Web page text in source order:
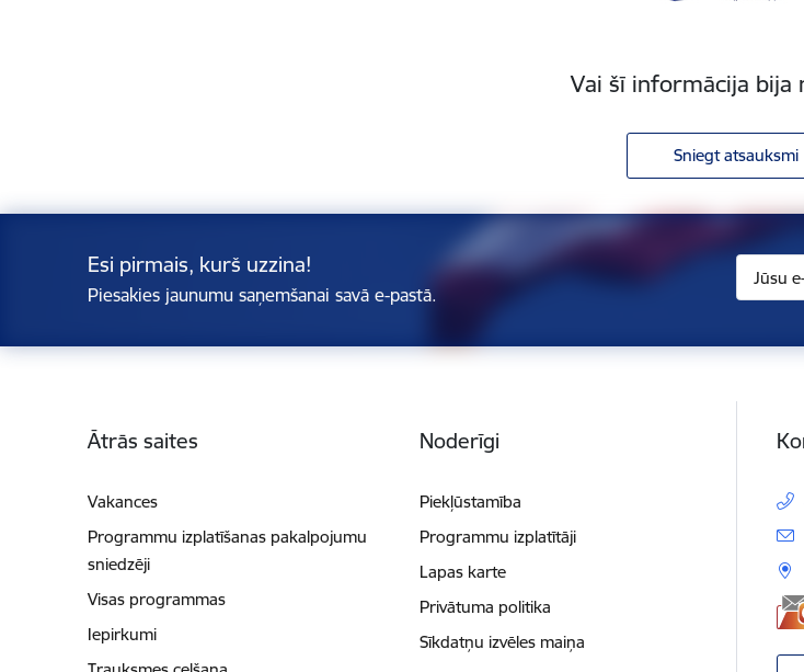
Vai šī informācija bija
Sniegt atsauksmi
Esi pirmais, kurš uzzina!
Piesakies jaunumu saņemšanai savā e-pastā.
Ātrās saites
Vakances
Programmu izplatīšanas pakalpojumu
sniedzēji
Visas programmas
Iepirkumi
Noderīgi
Piekļūstamība
Programmu izplatītāji
Lapas karte
Privātuma politika
Sīkdatņu izvēles maiņa